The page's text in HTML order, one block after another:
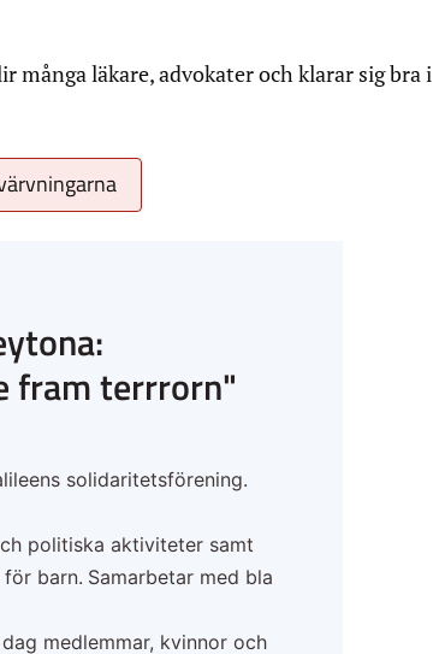
många läkare, advokater och klarar sig bra i
fram terrrorn"
solidaritetsförening.
politiska aktiviteter samt
barn. Samarbetar med bla
medlemmar, kvinnor och